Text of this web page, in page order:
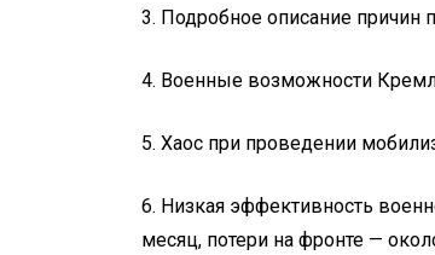
3. Подробное описание причин
4. Военные возможности
5. Хаос при проведении
6. Низкая эффективность
месяц, потери на фронте —